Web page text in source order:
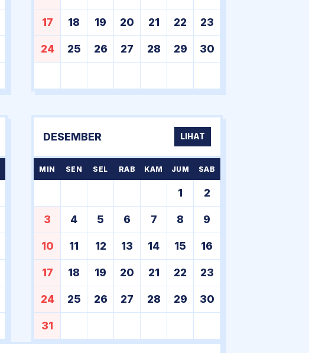
17 18 19 20 21 22 23
24 25 26 27 28 29 30
DESEMBER LIHAT
MIN SEN SEL RAB KAM JUM SAB
1 2
3 4 5 6 7 8 9
10 11 12 13 14 15 16
17 18 19 20 21 22 23
24 25 26 27 28 29 30
31